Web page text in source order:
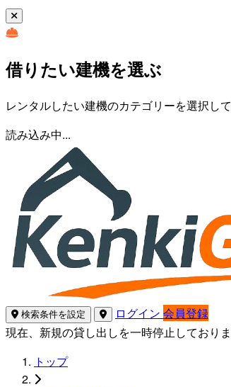
借りたい建機を選ぶ
レンタルしたい建機のカテゴリーを選択し
読み込み中...
検索条件を設定 ログイン 会員登録
現在、新規の貸し出しを一時停止しており
トップ